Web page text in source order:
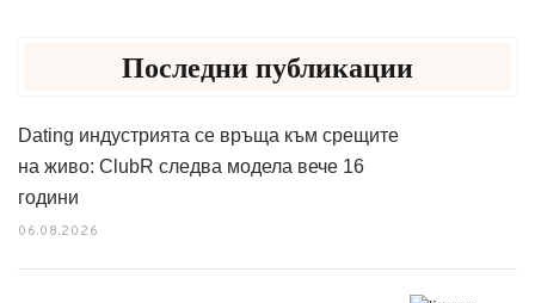
Последни публикации
Dating индустрията се връща към срещите
на живо: ClubR следва модела вече 16
години
06.08.2026